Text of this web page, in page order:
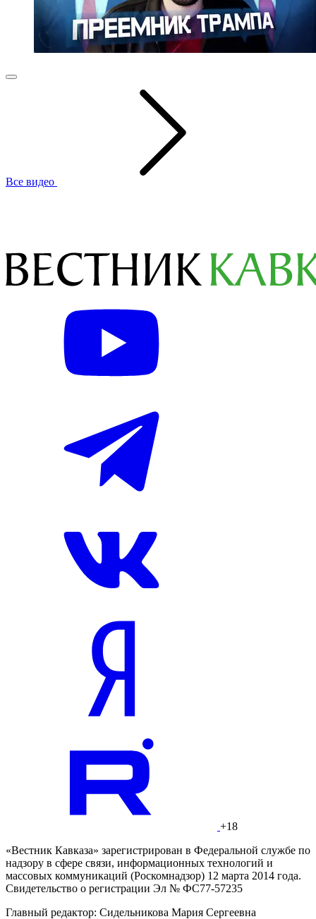
Все видео
+18
«Вестник Кавказа» зарегистрирован в Федеральной службе по
надзору в сфере связи, информационных технологий и
массовых коммуникаций (Роскомнадзор) 12 марта 2014 года.
Свидетельство о регистрации Эл № ФС77-57235
Главный редактор: Сидельникова Мария Сергеевна